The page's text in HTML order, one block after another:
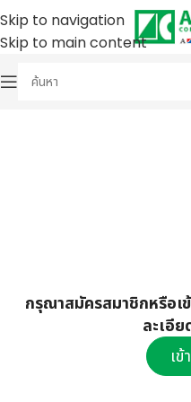
Skip to navigation
Skip to main content
กรุณาสมัครสมาชิกหรือเ
ละเอี
เข้